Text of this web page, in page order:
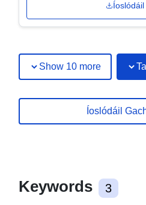
Show 10 more
Íoslódáil
Keywords 3